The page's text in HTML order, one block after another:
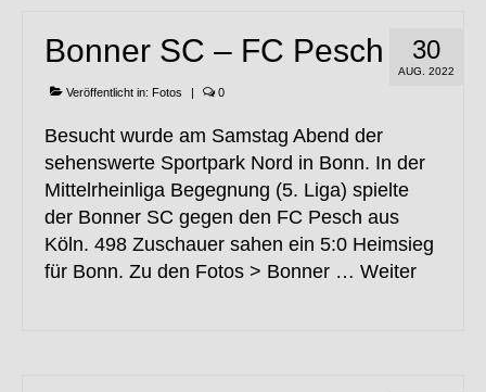
30
AUG. 2022
Bonner SC – FC Pesch
Veröffentlicht in: Fotos | 0
Besucht wurde am Samstag Abend der
sehenswerte Sportpark Nord in Bonn. In der
Mittelrheinliga Begegnung (5. Liga) spielte
der Bonner SC gegen den FC Pesch aus
Köln. 498 Zuschauer sahen ein 5:0 Heimsieg
für Bonn. Zu den Fotos > Bonner … Weiter